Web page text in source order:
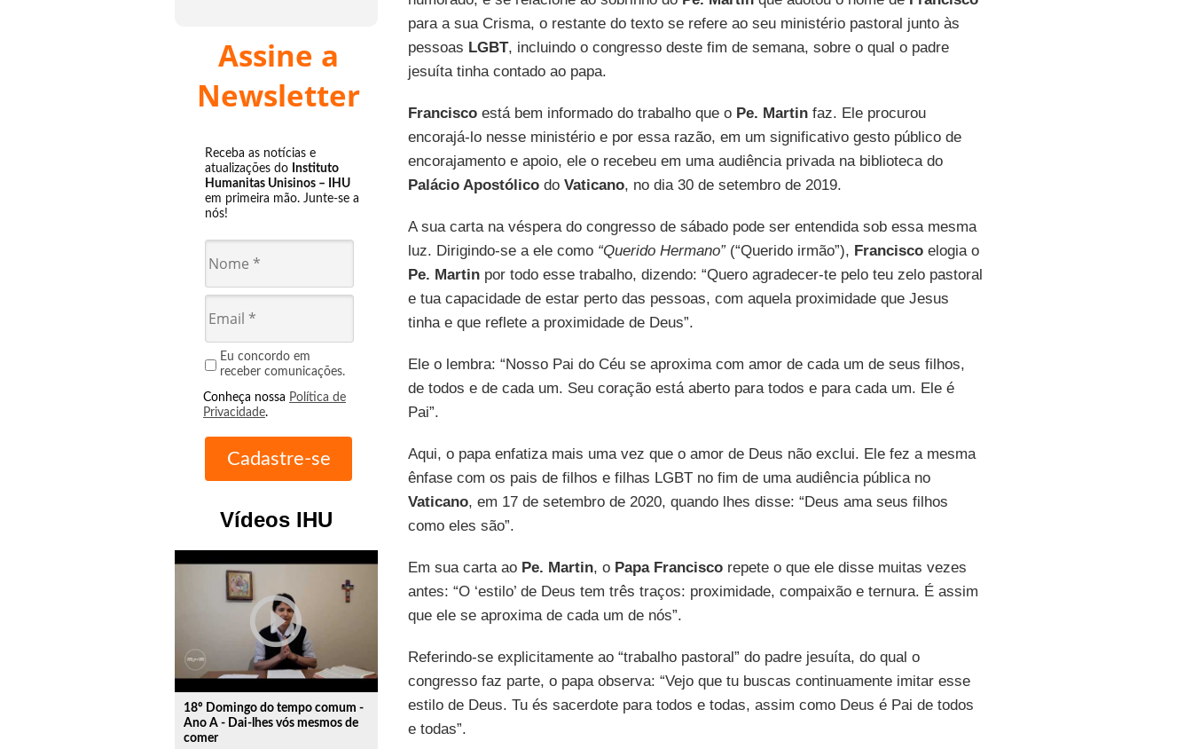
Assine a
Newsletter
Receba as notícias e
atualizações do Instituto
Humanitas Unisinos – IHU
em primeira mão. Junte-se a
nós!
Eu concordo em
receber comunicações.
Conheça nossa Política de
Privacidade.
Vídeos IHU
play_circle_outline
18º Domingo do tempo comum -
Ano A - Dai-lhes vós mesmos de
comer
para a sua Crisma, o restante do texto se refere ao seu ministério pastoral junto às
pessoas LGBT, incluindo o congresso deste fim de semana, sobre o qual o padre
jesuíta tinha contado ao papa.
Franciscoestá bem informado do trabalho que o Pe. Martinfaz. Ele procurou
encorajá-lo nesse ministério e por essa razão, em um significativo gesto público de
encorajamento e apoio, ele o recebeu em uma audiência privada na biblioteca do
Palácio Apostólicodo Vaticano, no dia 30 de setembro de 2019.
A sua carta na véspera do congresso de sábado pode ser entendida sob essa mesma
luz. Dirigindo-se a ele como“Querido Hermano”(“Querido irmão”), Franciscoelogia o
Pe. Martinpor todo esse trabalho, dizendo: “Quero agradecer-te pelo teu zelo pastoral
e tua capacidade de estar perto das pessoas, com aquela proximidade que Jesus
tinha e que reflete a proximidade de Deus”.
Ele o lembra: “Nosso Pai do Céu se aproxima com amor de cada um de seus filhos,
de todos e de cada um. Seu coração está aberto para todos e para cada um. Ele é
Pai”.
Aqui, o papa enfatiza mais uma vez que o amor de Deus não exclui. Ele fez a mesma
ênfase com os pais de filhos e filhas LGBT no fim de uma audiência pública no
Vaticano, em 17 de setembro de 2020, quando lhes disse: “Deus ama seus filhos
como eles são”.
Em sua carta ao Pe. Martin, o Papa Franciscorepete o que ele disse muitas vezes
antes: “O ‘estilo’ de Deus tem três traços: proximidade, compaixão e ternura. É assim
que ele se aproxima de cada um de nós”.
Referindo-se explicitamente ao “trabalho pastoral” do padre jesuíta, do qual o
congresso faz parte, o papa observa: “Vejo que tu buscas continuamente imitar esse
estilo de Deus. Tu és sacerdote para todos e todas, assim como Deus é Pai de todos
e todas”.